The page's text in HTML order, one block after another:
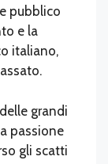
pubblico
e la
italiano,
grandi
passione
gli scatti